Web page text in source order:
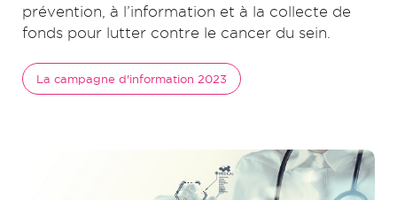
prévention, à l’information et à la collecte de
fonds pour lutter contre le cancer du sein.
La campagne d'information 2023